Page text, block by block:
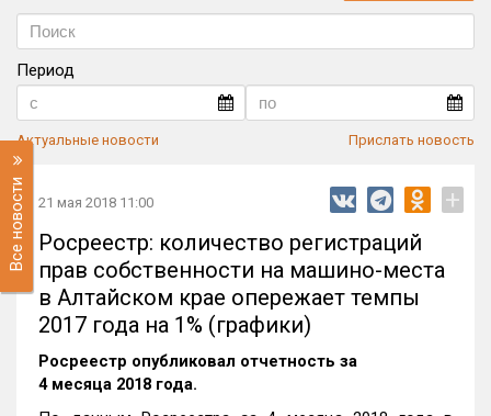
Период
Актуальные новости Прислать новость
Все новости 21 мая 2018 11:00 +
Росреестр: количество регистраций
прав собственности на машино-места
в Алтайском крае опережает темпы
2017 года на 1% (графики)
Росреестр опубликовал отчетность за
4 месяца 2018 года.